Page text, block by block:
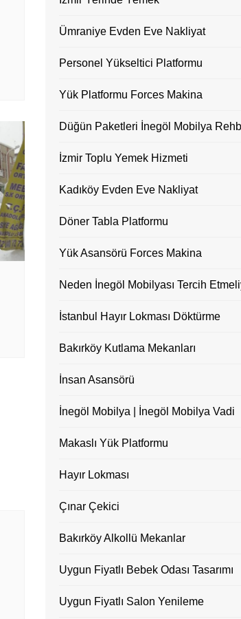
Ümraniye Evden Eve Nakliyat
Personel Yükseltici Platformu
Yük Platformu Forces Makina
Düğün Paketleri İnegöl Mobilya
İzmir Toplu Yemek Hizmeti
Kadıköy Evden Eve Nakliyat
Döner Tabla Platformu
Yük Asansörü Forces Makina
Neden İnegöl Mobilyası Tercih
İstanbul Hayır Lokması Döktürme
Bakırköy Kutlama Mekanları
İnsan Asansörü
İnegöl Mobilya | İnegöl Mobilya Vadi
Makaslı Yük Platformu
Hayır Lokması
Çınar Çekici
Bakırköy Alkollü Mekanlar
Uygun Fiyatlı Bebek Odası Tasarımı
Uygun Fiyatlı Salon Yenileme